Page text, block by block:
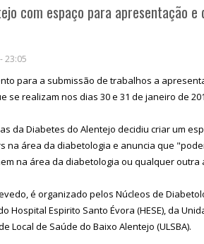
com espaço para apresentação e
23:05
para a submissão de trabalhos a
se realizam nos dias 30 e 31 de janeiro de
da Diabetes do Alentejo decidiu criar um
na área da diabetologia e anuncia que
na área da diabetologia ou qualquer outra
é organizado pelos Núcleos de
Hospital Espirito Santo Évora (HESE), da
Local de Saúde do Baixo Alentejo (ULSBA).